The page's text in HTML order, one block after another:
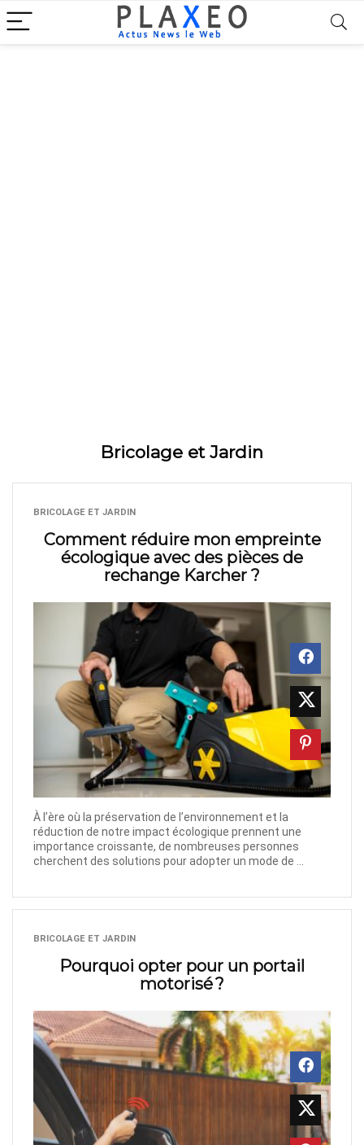
Bricolage et Jardin
BRICOLAGE ET JARDIN
Comment réduire mon empreinte
écologique avec des pièces de
rechange Karcher ?
À l’ère où la préservation de l’environnement et la
réduction de notre impact écologique prennent une
importance croissante, de nombreuses personnes
cherchent des solutions pour adopter un mode de ...
BRICOLAGE ET JARDIN
Pourquoi opter pour un portail
motorisé ?